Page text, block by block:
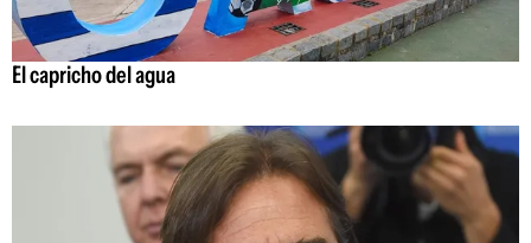
El capricho del agua